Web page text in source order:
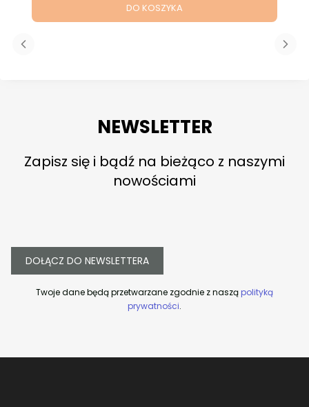
DO KOSZYKA
NEWSLETTER
Zapisz się i bądź na bieżąco z naszymi
nowościami
DOŁĄCZ DO NEWSLETTERA
Twoje dane będą przetwarzane zgodnie z nasząpolityką
prywatności.